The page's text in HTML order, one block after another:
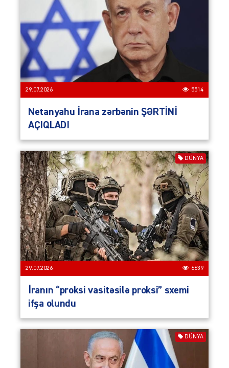
29.07.2026 5514
Netanyahu İrana zərbənin ŞƏRTİNİ
AÇIQLADI
DÜNYA
29.07.2026 6639
İranın “proksi vasitəsilə proksi” sxemi
ifşa olundu
DÜNYA